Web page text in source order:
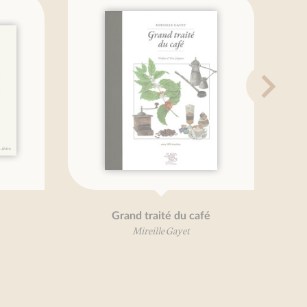
Grand traité du café
Mireille Gayet